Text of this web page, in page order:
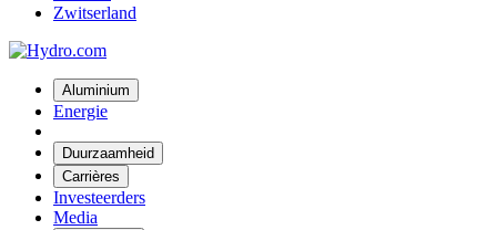
Zwitserland
Aluminium
Energie
Duurzaamheid
Carrières
Investeerders
Media